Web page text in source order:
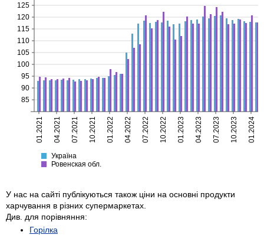
Україна
Ровенская
01.2021 04.2021 07.2021 10.2021 01.2022 04.2022 07.2022 10.2022 01.2023 04.2023 07.2023 10.2023 01.2024
85
90
95
100
105
110
115
120
125
Україна
Ровенская обл.
У нас на сайті публікуються також ціни на основні продукти
харчування в різних супермаркетах.
Див. для порівняння:
Горілка